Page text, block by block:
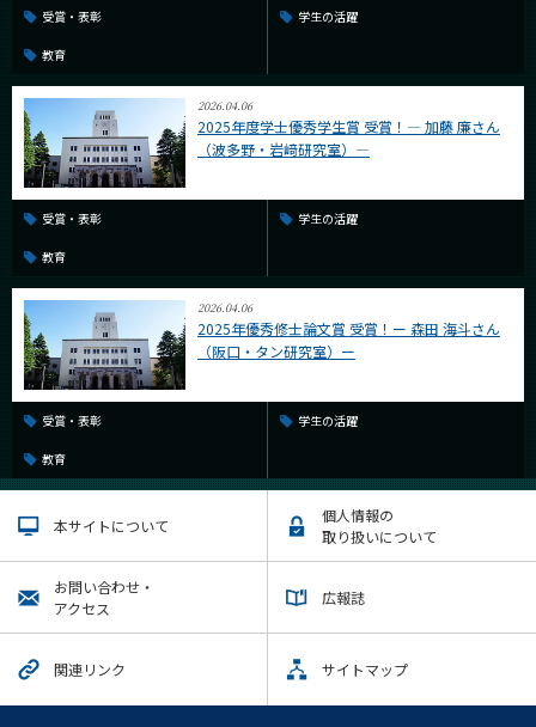
受賞・表彰 学生の活躍
教育
2026.04.06
2025年度学士優秀学生賞 受賞！― 加藤 廉さん
（波多野・岩﨑研究室）―
受賞・表彰 学生の活躍
教育
2026.04.06
2025年優秀修士論文賞 受賞！ー 森田 海斗さん
（阪口・タン研究室）ー
受賞・表彰 学生の活躍
教育
本サイトについて
個人情報の
取り扱いについて
お問い合わせ・
アクセス
広報誌
関連リンク サイトマップ